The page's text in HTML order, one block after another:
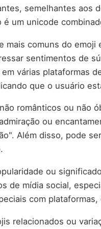
semelhantes aos
é um unicode
mais comuns do
sentimentos de
várias plataformas
que o usuário
românticos ou não
ou
Além disso, pode
ou
de mídia social,
com
relacionados ou